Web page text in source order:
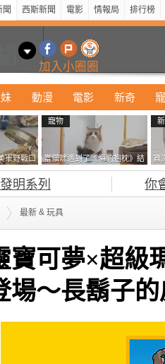
聞 西斯新聞 電影 情報局 排行榜
加入小圈圈
動漫 電影 新奇
軍野戰口
，但裡
寵物
當貓咪遇到了《海豹抱枕》結
果玩了10天後，海豹一整個走
鐘笑翻網友
資
鎖
走
明系列 你
最新 & 玩具
寶可夢×超
場～長鬍子
正妹 寵物 型男 Kuso 科技 動漫